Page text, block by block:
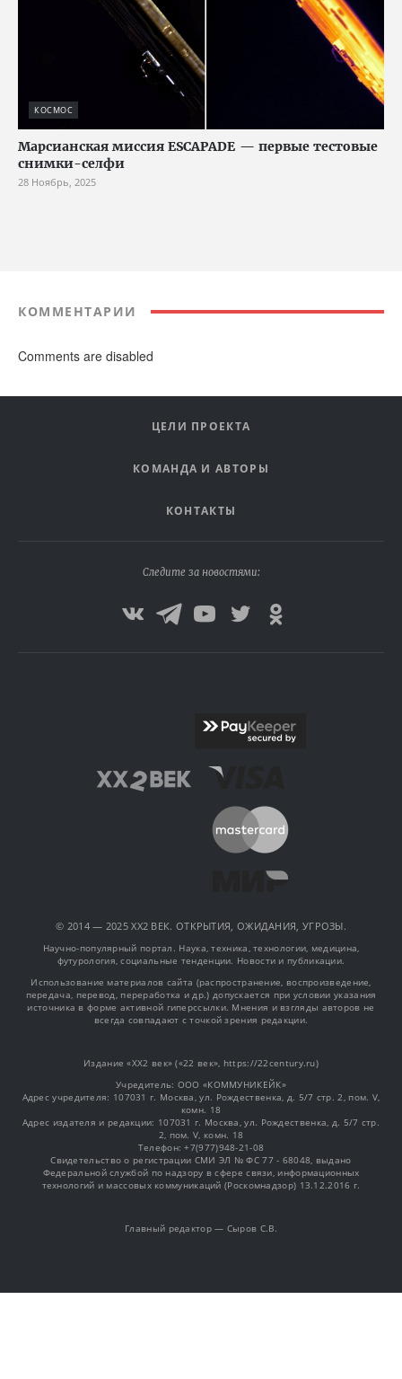
КОСМОС
Марсианская миссия ESCAPADE — первые тестовые
снимки-селфи
28 Ноябрь, 2025
КОММЕНТАРИИ
Comments are disabled
ЦЕЛИ ПРОЕКТА
КОМАНДА И АВТОРЫ
КОНТАКТЫ
Следите за новостями:
© 2014 — 2025 XX2 ВЕК. ОТКРЫТИЯ, ОЖИДАНИЯ, УГРОЗЫ.
Научно-популярный портал. Наука, техника, технологии, медицина,
футурология, социальные тенденции. Новости и публикации.
Использование материалов сайта (распространение, воспроизведение,
передача, перевод, переработка и др.) допускается при условии указания
источника в форме активной гиперссылки. Мнения и взгляды авторов не
всегда совпадают с точкой зрения редакции.
Издание «XX2 век» («22 век», https://22century.ru)
Учредитель: OOO «КОММУНИКЕЙК»
Адрес учредителя: 107031 г. Москва, ул. Рождественка, д. 5/7 стр. 2, пом. V,
комн. 18
Адрес издателя и редакции: 107031 г. Москва, ул. Рождественка, д. 5/7 стр.
2, пом. V, комн. 18
Телефон: +7(977)948-21-08
Свидетельство о регистрации СМИ ЭЛ № ФС 77 - 68048, выдано
Федеральной службой по надзору в сфере связи, информационных
технологий и массовых коммуникаций (Роскомнадзор) 13.12.2016 г.
Главный редактор — Сыров С.В.